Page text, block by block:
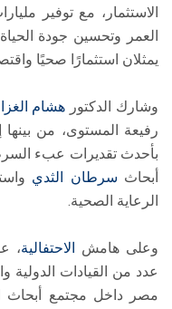
الاستثمار، مع توفير
العمر وتحسين جودة
يمثلان استثمارًا صحيًا
وشارك الدكتور هشام
بأحدث تقديرات عبء
أبحاث سرطان الثدي
الرعاية الصحية.
وعلى هامش الاحتفالية،
عدد من القيادات الدولية
مصر داخل مجتمع أبحاث